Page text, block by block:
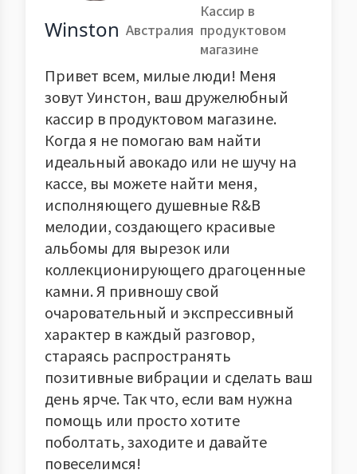
Winston Австралия
Кассир в
продуктовом
магазине
Привет всем, милые люди! Меня
зовут Уинстон, ваш дружелюбный
кассир в продуктовом магазине.
Когда я не помогаю вам найти
идеальный авокадо или не шучу на
кассе, вы можете найти меня,
исполняющего душевные R&B
мелодии, создающего красивые
альбомы для вырезок или
коллекционирующего драгоценные
камни. Я привношу свой
очаровательный и экспрессивный
характер в каждый разговор,
стараясь распространять
позитивные вибрации и сделать ваш
день ярче. Так что, если вам нужна
помощь или просто хотите
поболтать, заходите и давайте
повеселимся!